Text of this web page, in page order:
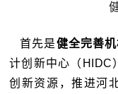
首先是健全完善
计创新中心（HIDC
创新资源，推进河